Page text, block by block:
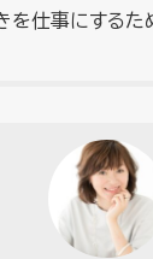
を仕事にする